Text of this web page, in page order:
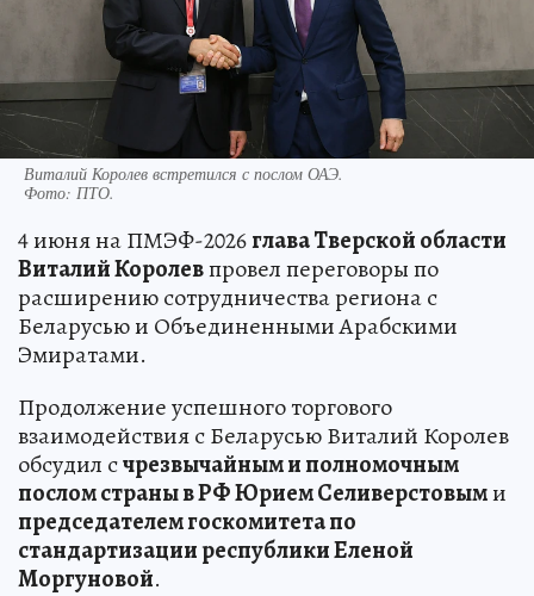
Виталий Королев встретился с послом ОАЭ.
Фото: ПТО.
4 июня на ПМЭФ-2026глава Тверской области
Виталий Королевпровел переговоры по
расширению сотрудничества региона с
Беларусью и Объединенными Арабскими
Эмиратами.
Продолжение успешного торгового
взаимодействия с Беларусью Виталий Королев
обсудил счрезвычайным и полномочным
послом страны в РФ Юрием Селиверстовыми
председателем госкомитета по
стандартизации республики Еленой
Моргуновой.